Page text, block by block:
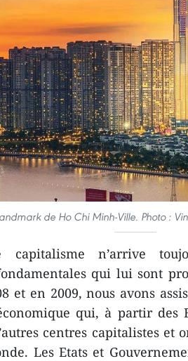
de Ho Chi Minh-Ville. Photo :
capitalisme n’arrive
qui lui sont
et en 2009, nous avons
qui, à partir des
centres capitalistes et
Les Etats et